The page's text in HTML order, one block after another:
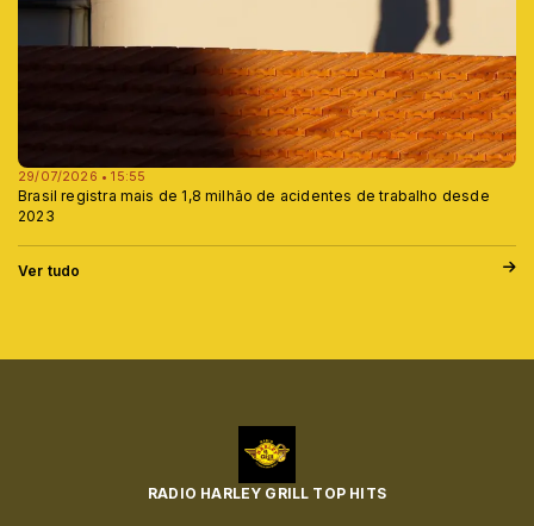
29/07/2026 • 15:55
Brasil registra mais de 1,8 milhão de acidentes de trabalho desde
2023
Ver tudo
RADIO HARLEY GRILL TOP HITS